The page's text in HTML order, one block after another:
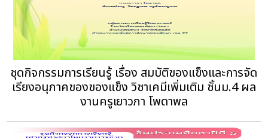
ชุดกิจกรรมการเรียนรู้ เรื่อง สมบัติของแข็งและการจัด
เรียงอนุภาคของของแข็ง วิชาเคมีเพิ่มเติม ชั้นม.4 ผล
งานครูเยาวภา โพดาพล